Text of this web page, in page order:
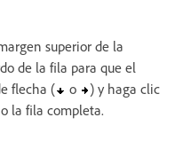
superior de la
de la fila para que el
flecha (
o
) y haga clic
la fila completa.